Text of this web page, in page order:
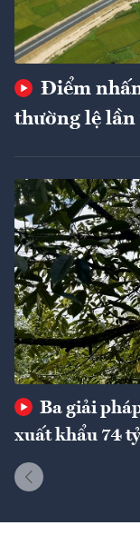
Điểm
thường lệ
Ba giải
xuất khẩu 74